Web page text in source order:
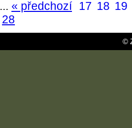
... « předchozí 17 18 19
28
©